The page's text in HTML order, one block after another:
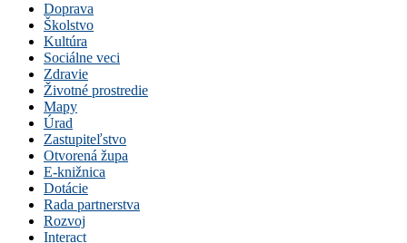
Doprava
Školstvo
Kultúra
Sociálne veci
Zdravie
Životné prostredie
Mapy
Úrad
Zastupiteľstvo
Otvorená župa
E-knižnica
Dotácie
Rada partnerstva
Rozvoj
Interact